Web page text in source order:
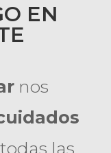
EN
nos
las